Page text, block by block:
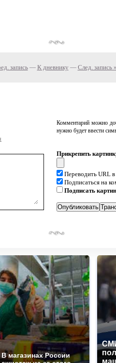
запись— К дневнику — След. запись »
Комментарий можно
нужно будет ввести
Прикрепить
Переводить URL
Подписаться на
Подписать
В магазинах России